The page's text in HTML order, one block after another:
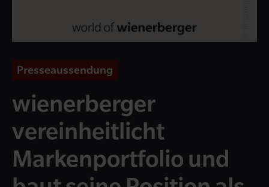
Presseaussendung
wienerberger
vereinheitlicht
Markenportfolio und